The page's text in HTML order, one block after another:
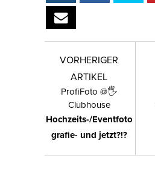
VORHERIGER
ARTIKEL
ProfiFoto @🖐
Clubhouse
Hochzeits-/Eventfoto
grafie- und jetzt?!?